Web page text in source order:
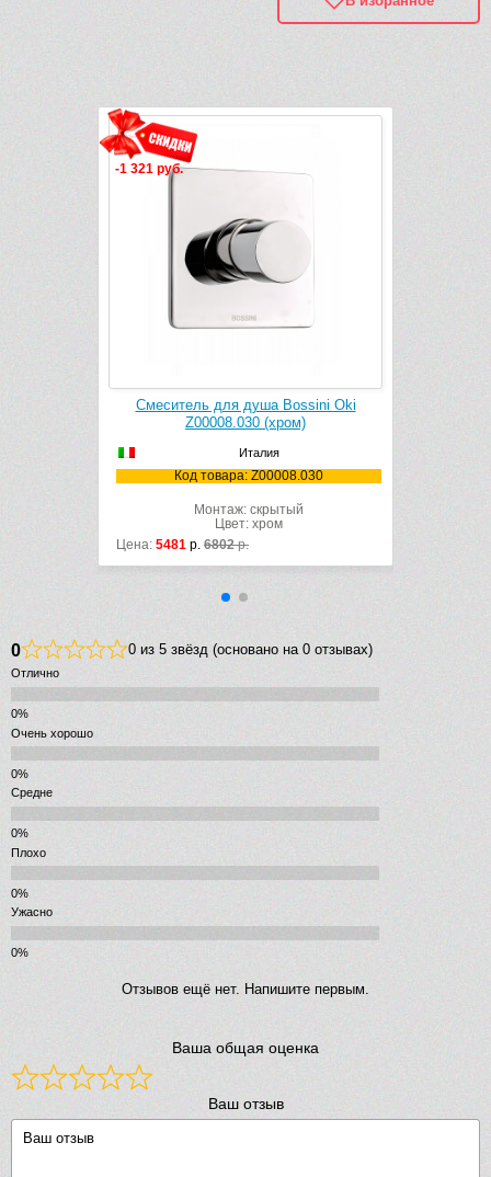
-1 321 руб.
Смеситель для душа Bossini Oki
Z00008.030 (хром)
Италия
Код товара: Z00008.030
Монтаж: скрытый
Цвет: хром
Цена:5481 р.6802 р. 20141
0 0 из 5 звёзд (основано на 0 отзывах)
Отлично
Очень хорошо
Средне
Плохо
Ужасно
Отзывов ещё нет. Напишите первым.
Ваша общая оценка
Ваш отзыв